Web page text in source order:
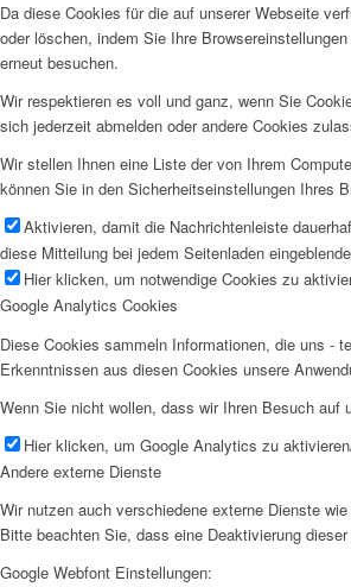
Da diese Cookies für die auf unserer Webseite
oder löschen, indem Sie Ihre
erneut besuchen.
Wir respektieren es voll und ganz, wenn Sie
sich jederzeit abmelden oder andere Cookies
Wir stellen Ihnen eine Liste der von Ihrem
können Sie in den Sicherheitseinstellungen Ihres
Aktivieren, damit die Nachrichtenleiste
diese Mitteilung bei jedem Seitenladen
Hier klicken, um notwendige Cookies zu
Google Analytics Cookies
Diese Cookies sammeln Informationen, die uns -
Erkenntnissen aus diesen Cookies unsere
Wenn Sie nicht wollen, dass wir Ihren Besuch auf
Hier klicken, um Google Analytics zu
Andere externe Dienste
Wir nutzen auch verschiedene externe Dienste
Bitte beachten Sie, dass eine Deaktivierung
Google Webfont Einstellungen: